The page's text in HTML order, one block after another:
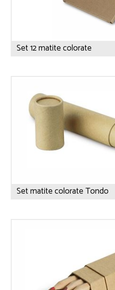
Set 12 matite colorate
Set matite colorate Tondo